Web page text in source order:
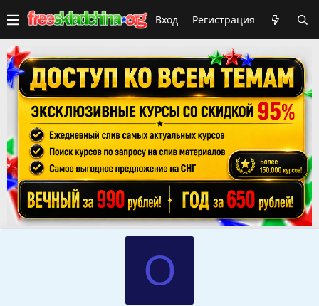
Вход Регистрация
O